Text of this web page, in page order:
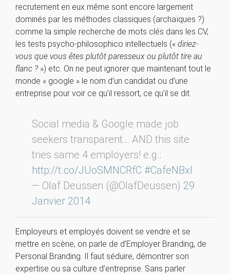
recrutement en eux même sont encore largement
dominés par les méthodes classiques (archaïques ?)
comme la simple recherche de mots clés dans les CV,
les tests psycho-philosophico intellectuels (« diriez-
vous que vous êtes plutôt paresseux ou plutôt tire au
flanc ? ») etc. On ne peut ignorer que maintenant tout le
monde « google » le nom d’un candidat ou d’une
entreprise pour voir ce qu’il ressort, ce qu’il se dit.
Social media & Google made job
seekers transparent… AND this site
tries same 4 employers! e.g.:
http://t.co/JUoSMNCRfC #CafeNBxl
— Olaf Deussen (@OlafDeussen) 29
Janvier 2014
Employeurs et employés doivent se vendre et se
mettre en scène, on parle de d’Employer Branding, de
Personal Branding. Il faut séduire, démontrer son
expertise ou sa culture d’entreprise. Sans parler